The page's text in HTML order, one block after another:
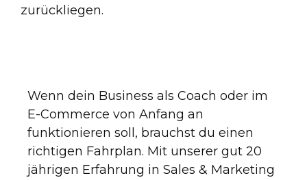
zurückliegen.
Wenn dein Business als Coach oder im
E-Commerce von Anfang an
funktionieren soll, brauchst du einen
richtigen Fahrplan. Mit unserer gut 20
jährigen Erfahrung in Sales & Marketing